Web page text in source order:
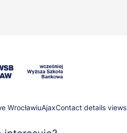
WrocławiuAjaxContact details views